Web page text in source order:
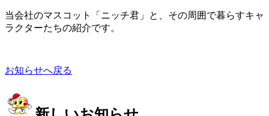
当会社のマスコット「ニッチ君」と、その周囲で暮らすキャ
ラクターたちの紹介です。
お知らせへ戻る